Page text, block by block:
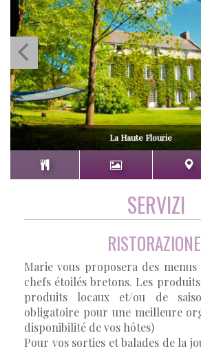
La Haute Flourie
SERVIZI
RISTORAZIONE
Marie vous proposera des
chefs étoilés bretons. Les
produits locaux et/ou de
obligatoire pour une meilleure
disponibilité de vos hôtes)
Pour vos sorties et balades de la